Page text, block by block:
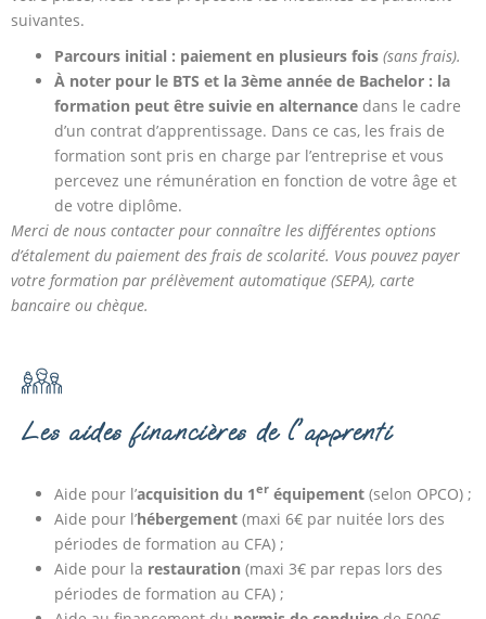
suivantes.
Parcours initial : paiement en plusieurs fois (sans frais).
À noter pour le BTS et la 3ème année de Bachelor : la
formation peut être suivie en alternance dans le cadre
d’un contrat d’apprentissage. Dans ce cas, les frais de
formation sont pris en charge par l’entreprise et vous
percevez une rémunération en fonction de votre âge et
de votre diplôme.
Merci de nous contacter pour connaître les différentes options
d’étalement du paiement des frais de scolarité. Vous pouvez payer
votre formation par prélèvement automatique (SEPA), carte
bancaire ou chèque.
Les aides financières de l'apprenti
Aide pour l’acquisition du 1er équipement (selon OPCO) ;
Aide pour l’hébergement (maxi 6€ par nuitée lors des
périodes de formation au CFA) ;
Aide pour la restauration (maxi 3€ par repas lors des
périodes de formation au CFA) ;